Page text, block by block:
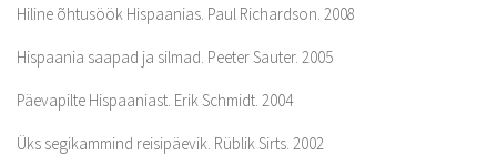
Hiline õhtusöök Hispaanias. Paul Richardson. 2008
Hispaania saapad ja silmad. Peeter Sauter. 2005
Päevapilte Hispaaniast. Erik Schmidt. 2004
Üks segikammind reisipäevik. Rüblik Sirts. 2002